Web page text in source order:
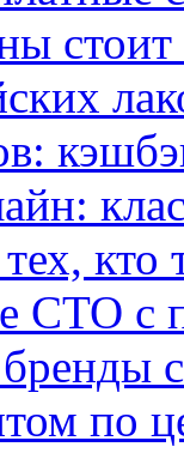
стоит
кто
СТО с
по